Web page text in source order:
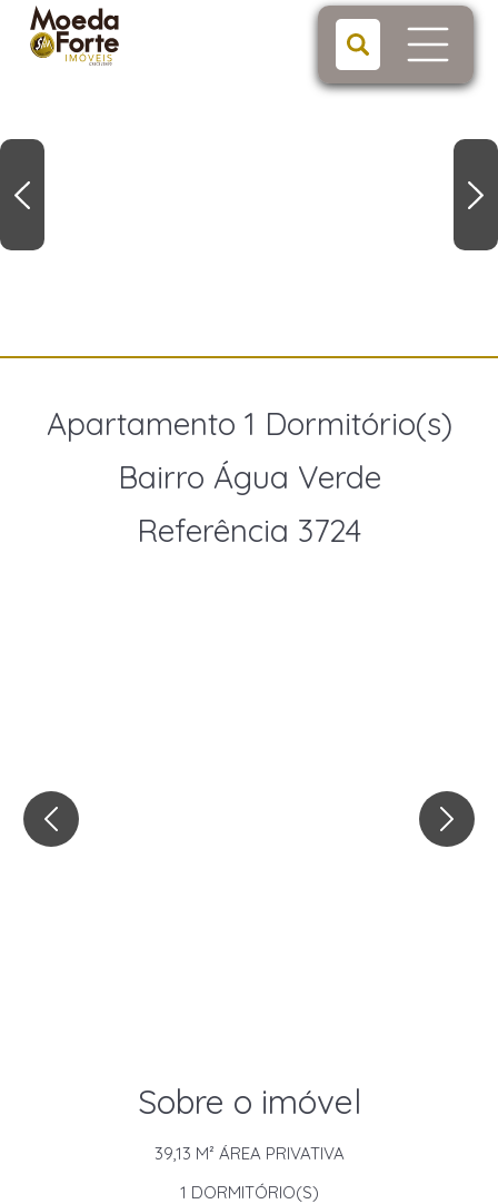
Apartamento 1 Dormitório(s)
Bairro Água Verde
Referência 3724
Sobre o imóvel
39,13 M² ÁREA PRIVATIVA
1 DORMITÓRIO(S)